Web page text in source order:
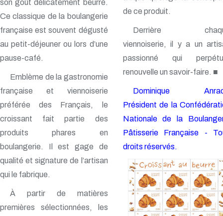
son goût délicatement beurré.
Ce classique de la boulangerie
française est souvent dégusté
au petit-déjeuner ou lors d’une
pause-café.
Emblème de la gastronomie
française et viennoiserie
préférée des Français, le
croissant fait partie des
produits phares en
boulangerie. Il est gage de
qualité et signature de l’artisan
qui le fabrique.
À partir de matières
premières sélectionnées, les
de ce produit.
Derrière
viennoiserie, il y a un
passionné qui
renouvelle un savoir-faire. ■
Dominique
Président de la
Nationale de la
Pâtisserie Française -
droits réservés.